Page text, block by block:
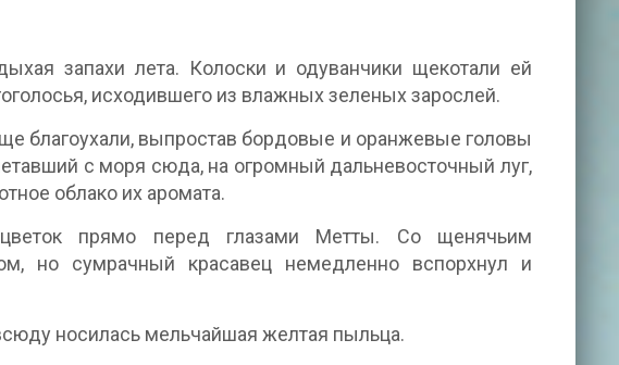
запахи лета. Колоски и одуванчики щекотали ей
исходившего из влажных зеленых зарослей.
благоухали, выпростав бордовые и оранжевые головы
с моря сюда, на огромный дальневосточный луг,
облако их аромата.
прямо перед глазами Метты. Со щенячьим
но сумрачный красавец немедленно вспорхнул и
носилась мельчайшая желтая пыльца.